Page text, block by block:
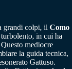
grandi colpi, il Como
in cui ha
mediocre
la guida tecnica,
Gattuso.